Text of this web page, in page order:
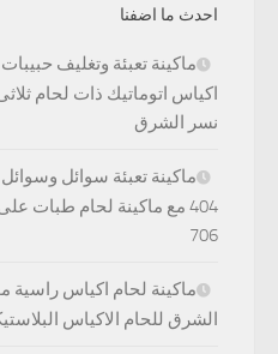
احدث ما اضفنا
ماكينة تعبئة وتغليف
نسر الشرق
ماكينة تعبئة سوائل
404 مع ماكينة لحام طبات
706
الشرق للحام الاكياس